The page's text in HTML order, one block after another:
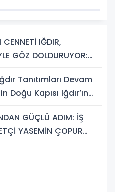
CENNETİ IĞDIR,
GÖZ DOLDURUYOR:
Tanıtımları Devam
Doğu Kapısı Iğdır’ın
GÜÇLÜ ADIM: İŞ
YASEMİN ÇOPUR